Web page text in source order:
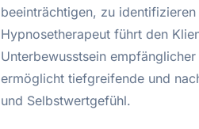
beeinträchtigen, zu
Hypnosetherapeut führt den
Unterbewusstsein
ermöglicht tiefgreifende und
und Selbstwertgefühl.